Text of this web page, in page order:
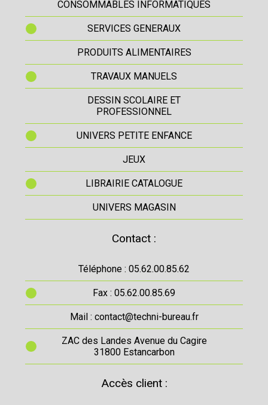
CONSOMMABLES INFORMATIQUES
SERVICES GENERAUX
PRODUITS ALIMENTAIRES
TRAVAUX MANUELS
DESSIN SCOLAIRE ET
PROFESSIONNEL
UNIVERS PETITE ENFANCE
JEUX
LIBRAIRIE CATALOGUE
UNIVERS MAGASIN
Contact :
Téléphone : 05.62.00.85.62
Fax : 05.62.00.85.69
Mail : contact@techni-bureau.fr
ZAC des Landes Avenue du Cagire
31800 Estancarbon
Accès client :